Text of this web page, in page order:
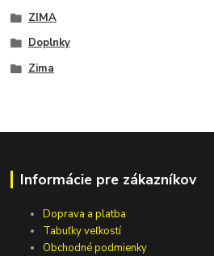
ZIMA
Doplnky
Zima
Informácie pre zákazníkov
Doprava a platba
Tabuľky veľkostí
Obchodné podmienky